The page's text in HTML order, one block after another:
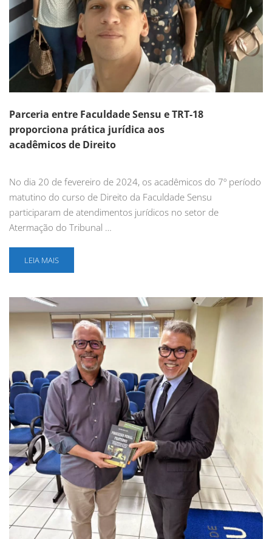
Parceria entre Faculdade Sensu e TRT-18
proporciona prática jurídica aos
acadêmicos de Direito
No dia 20 de fevereiro de 2024, os acadêmicos do 7º período
matutino do curso de Direito da Faculdade Sensu
participaram de atendimentos jurídicos no setor de
Atermação do Tribunal …
LEIA MAIS